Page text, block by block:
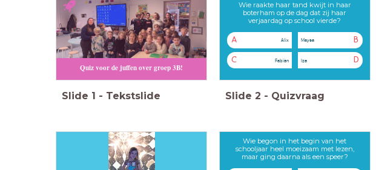
Quiz voor de juffen over groep 3B!
Slide 1 - Tekstslide
Wie raakte haar tand kwijt in haar
boterham op de dag dat zij haar
verjaardag op school vierde?
A Alix B
Maysa
C Fabièn D
Ize
Slide 2 - Quizvraag
Wie begon in het begin van het
schooljaar heel moeizaam met lezen,
maar ging daarna als een speer?